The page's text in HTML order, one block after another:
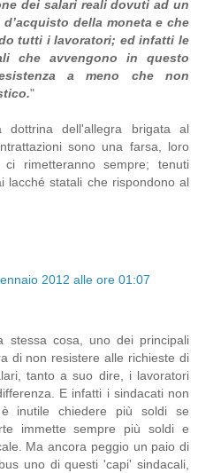
dei salari reali dovuti ad un
della moneta e che
tutti i lavoratori; ed infatti le
che avvengono in questo
a meno che non
"
dell'allegra brigata al
sono una farsa, loro
rimetteranno sempre; tenuti
lacché statali che rispondono al
2012 alle ore 01:07
stessa cosa, uno dei principali
di non resistere alle richieste di
tanto a suo dire, i lavoratori
E infatti i sindacati non
inutile chiedere più soldi se
immette sempre più soldi e
Ma ancora peggio un paio di
uno di questi 'capi' sindacali,